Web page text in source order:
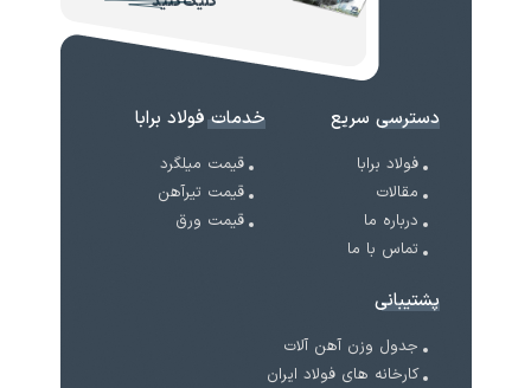
دسترسی سریع
فولاد برابا
مقالات
درباره ما
تماس با ما
خدمات فولاد برابا
قیمت میلگرد
قیمت تیرآهن
قیمت ورق
پشتیبانی
جدول وزن آهن آلات
کارخانه های فولاد ایران